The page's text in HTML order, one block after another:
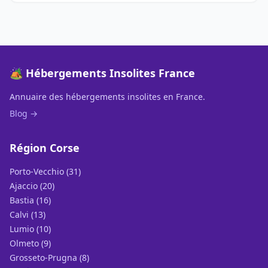
🏕️ Hébergements Insolites France
Annuaire des hébergements insolites en France.
Blog →
Région Corse
Porto-Vecchio (31)
Ajaccio (20)
Bastia (16)
Calvi (13)
Lumio (10)
Olmeto (9)
Grosseto-Prugna (8)